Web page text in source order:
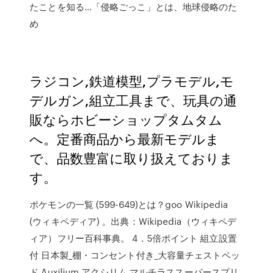
たことを知る…「侵略ごっこ」とは、地球侵略のた
め
ラジコン,鉄道模型,プラモデル,モ
デルガン,組立工具まで、玩具の通
販ならホビーショップタムタム
へ。定番商品から最新モデルま
で、品数豊富に取り扱えておりま
す。
ポケモンの一覧 (599-649)とは？goo Wikipedia
(ウィキペディア) 。出典：Wikipedia（ウィキペデ
ィア）フリー百科事典。 4．5倍ポイント 組立設置
付 日本製_棚・コンセント付き_大容量チェストベッ